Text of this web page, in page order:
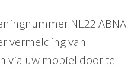
NL22 ABNA
vermelding van
via uw mobiel door te